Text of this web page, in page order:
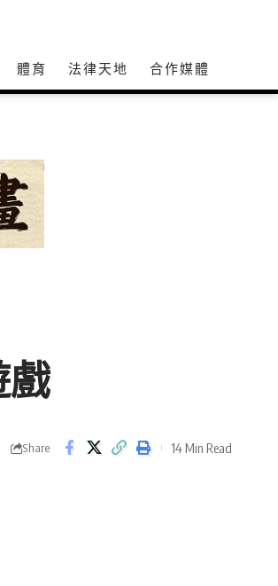
體育 法律天地 合作媒體
戲
Share 14 Min Read